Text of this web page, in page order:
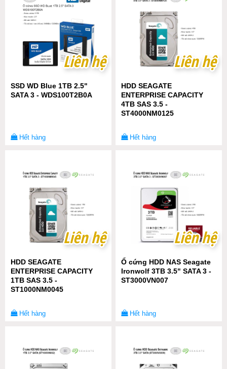
Liên hệ
Liên hệ
SSD WD Blue 1TB 2.5"
SATA 3 - WDS100T2B0A
Hết hàng
Liên hệ
Liên hệ
HDD SEAGATE
ENTERPRISE CAPACITY
4TB SAS 3.5 -
ST4000NM0125
Hết hàng
Liên hệ
Liên hệ
HDD SEAGATE
ENTERPRISE CAPACITY
1TB SAS 3.5 -
ST1000NM0045
Hết hàng
Liên hệ
Liên hệ
Ổ cứng HDD NAS Seagate
Ironwolf 3TB 3.5" SATA 3 -
ST3000VN007
Hết hàng